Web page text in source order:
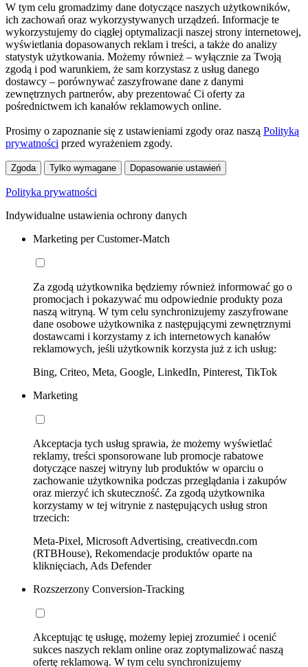
W tym celu gromadzimy dane dotyczące naszych użytkowników,
ich zachowań oraz wykorzystywanych urządzeń. Informacje te
wykorzystujemy do ciągłej optymalizacji naszej strony internetowej,
wyświetlania dopasowanych reklam i treści, a także do analizy
statystyk użytkowania. Możemy również – wyłącznie za Twoją
zgodą i pod warunkiem, że sam korzystasz z usług danego
dostawcy – porównywać zaszyfrowane dane z danymi
zewnętrznych partnerów, aby prezentować Ci oferty za
pośrednictwem ich kanałów reklamowych online.
Prosimy o zapoznanie się z ustawieniami zgody oraz naszą Polityką
prywatności przed wyrażeniem zgody.
Zgoda Tylko wymagane Dopasowanie ustawień
Polityka prywatności
Indywidualne ustawienia ochrony danych
Marketing per Customer-Match
Za zgodą użytkownika będziemy również informować go o
promocjach i pokazywać mu odpowiednie produkty poza
naszą witryną. W tym celu synchronizujemy zaszyfrowane
dane osobowe użytkownika z następującymi zewnętrznymi
dostawcami i korzystamy z ich internetowych kanałów
reklamowych, jeśli użytkownik korzysta już z ich usług:
Bing, Criteo, Meta, Google, LinkedIn, Pinterest, TikTok
Marketing
Akceptacja tych usług sprawia, że możemy wyświetlać
reklamy, treści sponsorowane lub promocje rabatowe
dotyczące naszej witryny lub produktów w oparciu o
zachowanie użytkownika podczas przeglądania i zakupów
oraz mierzyć ich skuteczność. Za zgodą użytkownika
korzystamy w tej witrynie z następujących usług stron
trzecich:
Meta-Pixel, Microsoft Advertising, creativecdn.com
(RTBHouse), Rekomendacje produktów oparte na
kliknięciach, Ads Defender
Rozszerzony Conversion-Tracking
Akceptując tę usługę, możemy lepiej zrozumieć i ocenić
sukces naszych reklam online oraz zoptymalizować naszą
ofertę reklamową. W tym celu synchronizujemy